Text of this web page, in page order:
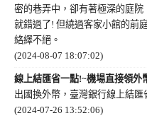
密的巷弄中，卻有著極深的庭
就錯過了! 但繞過客家小館的前
絡繹不絕。
(2024-08-07 18:07:02)
線上結匯省一點!~機場直接領外
出國換外幣，臺灣銀行線上結
(2024-07-26 13:52:06)